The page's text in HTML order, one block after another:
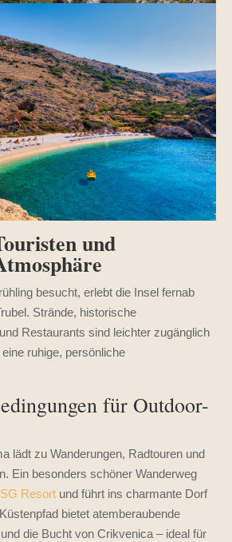
und
besucht, erlebt die Insel fernab
Strände, historische
Restaurants sind leichter zugänglich
ruhige, persönliche
für Outdoor-
lädt zu Wanderungen, Radtouren und
Ein besonders schöner Wanderweg
Resort und führt ins charmante Dorf
bietet atemberaubende
die Bucht von Crikvenica – ideal für